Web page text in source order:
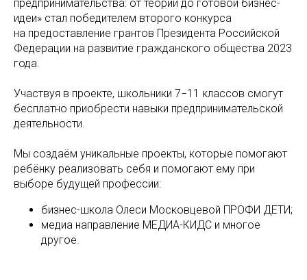
предпринимательства: от теории до готовой бизнес-
идеи» стал победителем второго конкурса
на предоставление грантов Президента Российской
Федерации на развитие гражданского общества 2023
года.
Участвуя в проекте, школьники 7−11 классов смогут
бесплатно приобрести навыки предпринимательской
деятельности.
Мы создаём уникальные проекты, которые помогают
ребёнку реализовать себя и помогают ему при
выборе будущей профессии:
бизнес-школа Олеси Московцевой ПРОФИ ДЕТИ;
медиа направление МЕДИА-КИДС и многое
другое.